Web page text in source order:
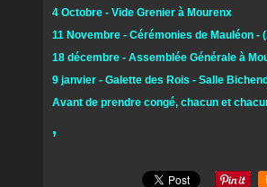
4 Octobre - Vide Grenier à Mourenx
11 Novembre - Cérémonies de Mauléon -
18 décembre - Assemblée Générale à
9 janvier - Galette des Rois - Salle
Avant de prendre congé, chacun et
,